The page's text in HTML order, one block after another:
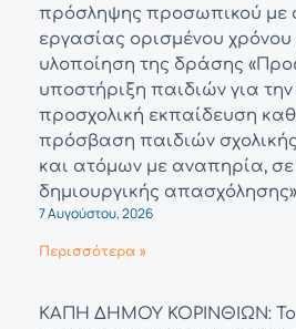
πρόσληψης προσωπικού με
εργασίας ορισμένου χρόνου
υλοποίηση της δράσης
υποστήριξη παιδιών για
προσχολική εκπαίδευση
πρόσβαση παιδιών
και ατόμων με αναπηρία,
δημιουργικής απασχόλησης»
7 Αυγούστου, 2026
Περισσότερα »
ΚΑΠΗ ΔΗΜΟΥ ΚΟΡΙΝΘΙΩΝ: